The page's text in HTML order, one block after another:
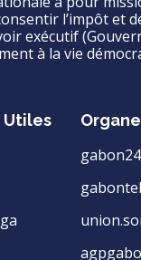
l’impôt et
exécutif
à la vie
Utiles